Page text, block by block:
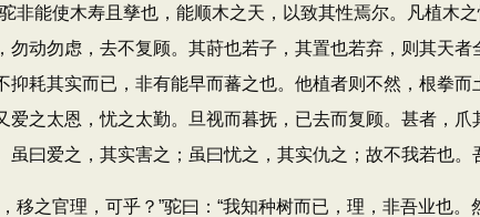
能使木寿且孳也，能顺木之天，以致其性焉尔。凡植木
勿动勿虑，去不复顾。其莳也若子，其置也若弃，则其天
抑耗其实而已，非有能早而蕃之也。他植者则不然，根拳
爱之太恩，忧之太勤。旦视而暮抚，已去而复顾。甚者，
虽曰爱之，其实害之；虽曰忧之，其实仇之；故不我若也。
之官理，可乎？”驼曰：“我知种树而已，理，非吾业也。